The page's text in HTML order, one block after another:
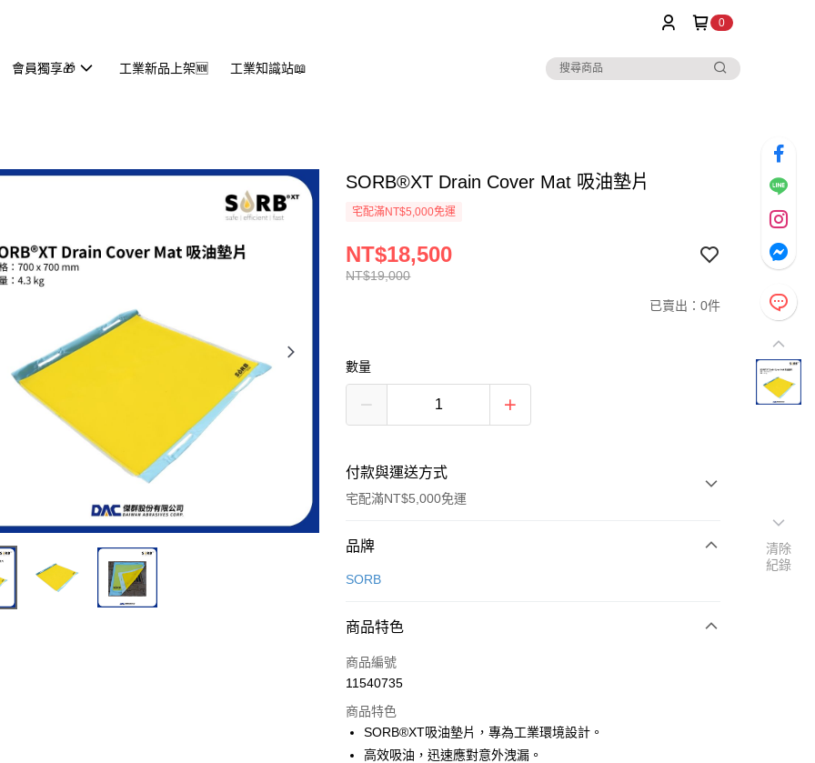
0
會員獨享🎁 工業新品上架🆕 工業知識站📖
SORB®XT Drain Cover Mat 吸油墊片
宅配滿NT$5,000免運
NT$19,000
NT$18,500
已賣出：0件
數量
付款與運送方式
宅配滿NT$5,000免運
付款方式
信用卡一次付款
街口支付
悠遊付
全盈+PAY
品牌
SORB
商品特色
商品編號
11540735
商品特色
SORB®XT吸油墊片，專為工業環境設計。
高效吸油，迅速應對意外洩漏。
清除
紀錄